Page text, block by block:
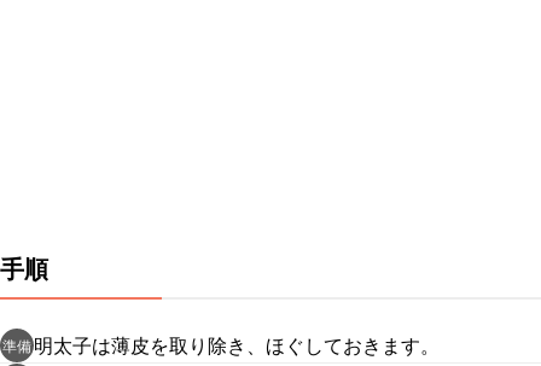
手順
準備 明太子は薄皮を取り除き、ほぐしておきます。